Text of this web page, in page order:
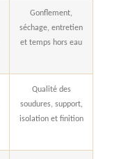
Gonflement,
séchage, entretien
et temps hors eau
Qualité des
soudures, support,
isolation et finition